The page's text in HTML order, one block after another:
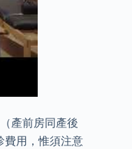
產前房同產後
費用，惟須注意